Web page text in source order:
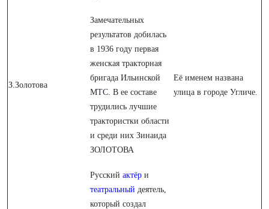
З.Золотова
Замечательных
результатов добилась
в 1936 году первая
женская тракторная
бригада Ильинской
МТС. В ее составе
трудились лучшие
трактористки области
и среди них Зинаида
ЗОЛОТОВА
Её именем названа
улица в городе Угличе.
Русский актёр и
театральный деятель,
который создал